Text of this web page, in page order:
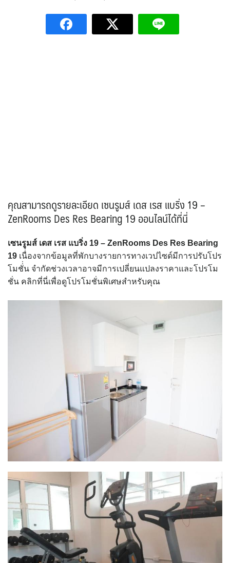
คุณสามารถดูรายละเอียด เซนรูมส์ เดส เรส แบริ่ง 19 –
ZenRooms Des Res Bearing 19 ออนไลน์ได้ที่นี่
เซนรูมส์ เดส เรส แบริ่ง 19 – ZenRooms Des Res Bearing
19 เนื่่องจากข้อมูลที่พักบางรายการทางเวปไซด์มีการปรับโปร
โมชั่่น จำกัดช่วงเวลาอาจมีการเปลี่ยนแปลงราคาและโปรโม
ชั่น คลิกที่นี่เพื่อดูโปรโมชั่นพิเศษสำหรับคุณ